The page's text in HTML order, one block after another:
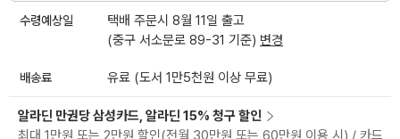
수령예상일
택배 주문시 8월 11일 출고
(중구 서소문로 89-31 기준) 변경
배송료 유료 (도서 1만5천원 이상 무료)
알라딘 만권당 삼성카드, 알라딘 15% 청구 할인
최대 1만원 또는 2만원 할인(전월 30만원 또는 60만원 이용 시) / 카드